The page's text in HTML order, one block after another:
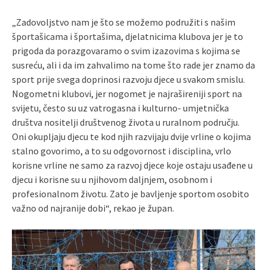
„Zadovoljstvo nam je što se možemo podružiti s našim
športašicama i športašima, djelatnicima klubova jer je to
prigoda da porazgovaramo o svim izazovima s kojima se
susreću, ali i da im zahvalimo na tome što rade jer znamo da
sport prije svega doprinosi razvoju djece u svakom smislu.
Nogometni klubovi, jer nogomet je najrašireniji sport na
svijetu, često su uz vatrogasna i kulturno- umjetnička
društva nositelji društvenog života u ruralnom području.
Oni okupljaju djecu te kod njih razvijaju dvije vrline o kojima
stalno govorimo, a to su odgovornost i disciplina, vrlo
korisne vrline ne samo za razvoj djece koje ostaju usađene u
djecu i korisne su u njihovom daljnjem, osobnom i
profesionalnom životu. Zato je bavljenje sportom osobito
važno od najranije dobi“, rekao je župan.